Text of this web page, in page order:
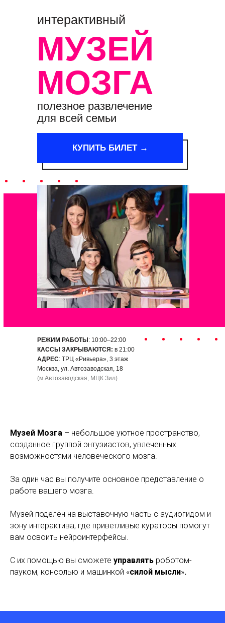
МУЗЕЙ
МОЗГА
РЕЖИМ РАБОТЫ : 10:00–22:00
КАССЫ ЗАКРЫВАЮТСЯ: в 21:00
АДРЕС: ТРЦ «Ривьера», 3 этаж
Москва, ул. Автозаводская, 18
(м.Автозаводская, МЦК Зил)
КУПИТЬ БИЛЕТ →
полезное развлечение
для всей семьи
интерактивный
Музей Мозга – небольшое уютное пространство,
созданное группой энтузиастов, увлеченных
возможностями человеческого мозга.
За один час вы получите основное представление о
работе вашего мозга.
Музей поделён на выставочную часть с аудиогидом и
зону интерактива, где приветливые кураторы помогут
вам освоить нейроинтерфейсы.
С их помощью вы сможете управлять роботом-
пауком, консолью и машинкой «силой мысли».